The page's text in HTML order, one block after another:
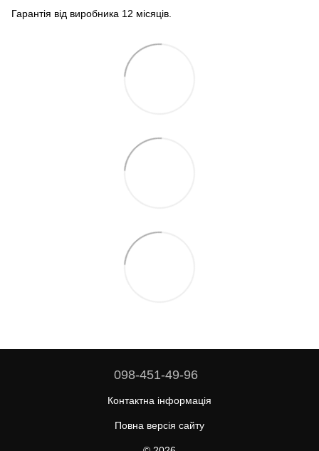
Гарантія від виробника 12 місяців.
098-451-49-96
Контактна інформація
Повна версія сайту